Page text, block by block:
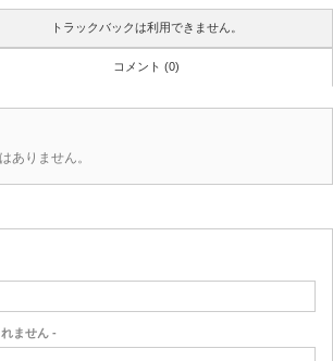
トラックバックは利用できません。
コメント (0)
ありません。
ません -